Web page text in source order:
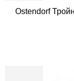
Ostendorf